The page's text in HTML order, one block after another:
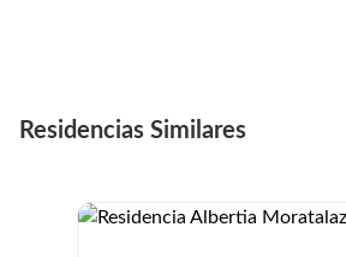
Residencias Similares